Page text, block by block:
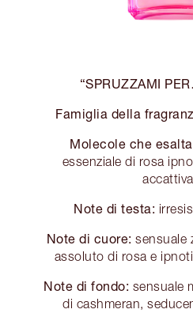
“SPRUZZAMI
Famiglia della
Molecole che
essenziale di rosa
Note di testa:
Note di cuore: sensuale
assoluto di rosa e
Note di fondo: sensuale
di cashmeran,